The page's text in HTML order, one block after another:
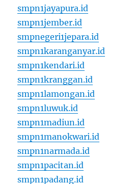
smpn1jayapura.id
smpn1jember.id
smpnegeri1jepara.id
smpn1karanganyar.id
smpn1kendari.id
smpn1kranggan.id
smpn1lamongan.id
smpn1luwuk.id
smpn1madiun.id
smpn1manokwari.id
smpn1narmada.id
smpn1pacitan.id
smpn1padang.id